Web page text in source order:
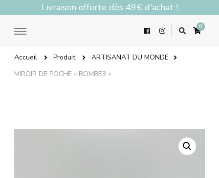
Livraison offerte dès 49€ d'achat !
0
Accueil Produit
ARTISANAT DU MONDE
MIROIR DE POCHE « BOMBE3 »